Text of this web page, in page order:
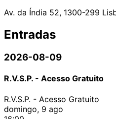
Av. da Índia 52, 1300-299
Entradas
2026-08-09
R.V.S.P. - Acesso Gratuito
R.V.S.P. - Acesso Gratuito
domingo, 9 ago